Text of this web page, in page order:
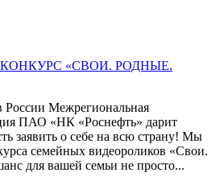
«СВОИ. РОДНЫЕ.
России Межрегиональная
ПАО «НК «Роснефть» дарит
заявить о себе на всю страну! Мы
семейных видеороликов «Свои.
для вашей семьи не просто...